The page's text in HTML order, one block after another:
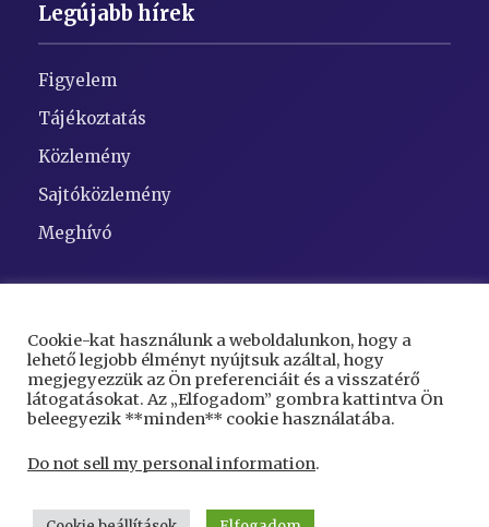
Legújabb hírek
Figyelem
Tájékoztatás
Közlemény
Sajtóközlemény
Meghívó
Cím:
5948 Kaszaper, Szent Gellért tér 1
Telefon: 68/423-000
Cookie-kat használunk a weboldalunkon, hogy a
lehető legjobb élményt nyújtsuk azáltal, hogy
megjegyezzük az Ön preferenciáit és a visszatérő
látogatásokat. Az „Elfogadom” gombra kattintva Ön
beleegyezik **minden** cookie használatába.
Do not sell my personal information.